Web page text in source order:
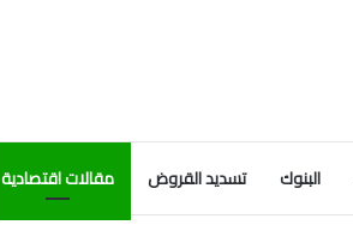
البنوك تسديد القروض مقالات اقتصادية